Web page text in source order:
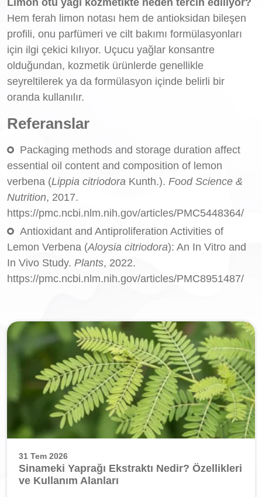
Hem ferah limon notası hem de antioksidan bileşen
profili, onu parfümeri ve cilt bakımı formülasyonları
için ilgi çekici kılıyor. Uçucu yağlar konsantre
olduğundan, kozmetik ürünlerde genellikle
seyreltilerek ya da formülasyon içinde belirli bir
oranda kullanılır.
Referanslar
Packaging methods and storage duration affect
essential oil content and composition of lemon
verbena (Lippia citriodora Kunth.). Food Science &
Nutrition, 2017.
https://pmc.ncbi.nlm.nih.gov/articles/PMC5448364/
Antioxidant and Antiproliferation Activities of
Lemon Verbena (Aloysia citriodora): An In Vitro and
In Vivo Study. Plants, 2022.
https://pmc.ncbi.nlm.nih.gov/articles/PMC8951487/
31 Tem 2026
Sinameki Yaprağı Ekstraktı Nedir? Özellikleri
ve Kullanım Alanları